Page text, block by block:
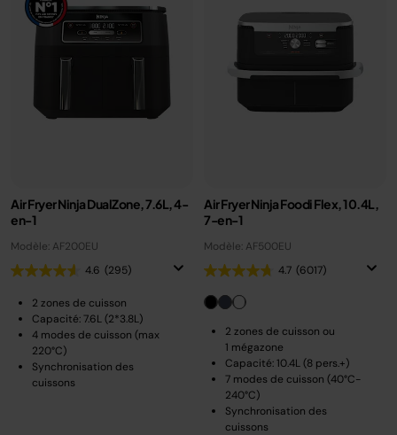
Air Fryer Ninja DualZone, 7.6L, 4-
en-1
Modèle: AF200EU
4.6 (295)
2 zones de cuisson
Capacité: 7.6L (2*3.8L)
4 modes de cuisson (max
220°C)
Synchronisation des
cuissons
Air Fryer Ninja Foodi Flex, 10.4L,
7-en-1
Modèle: AF500EU
4.7 (6017)
2 zones de cuisson ou
1 mégazone
Capacité: 10.4L (8 pers.+)
7 modes de cuisson (40°C-
240°C)
Synchronisation des
cuissons